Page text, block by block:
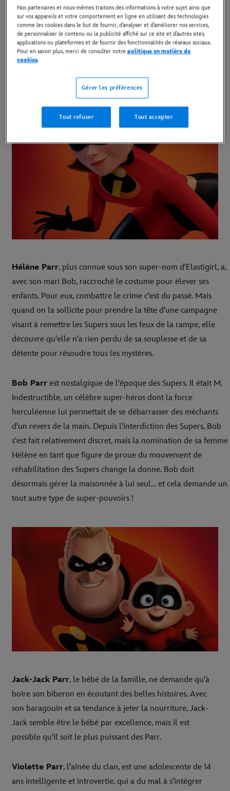
Afin de vous rappeler ce qu'on aime le plus chez la famille
Indestructibles et de vous préparer à la sortie du filmLes
Indestructibles 2
, nous avons dressé une liste qui
Hélène Parr, plus connue sous son super-nom d'Elastigirl, a,
avec son mari Bob, raccroché le costume pour élever ses
enfants. Pour eux, combattre le crime c'est du passé. Mais
quand on la sollicite pour prendre la tête d'une campagne
visant à remettre les Supers sous les feux de la rampe, elle
découvre qu'elle n'a rien perdu de sa souplesse et de sa
détente pour résoudre tous les mystères.
Bob Parr est nostalgique de l'époque des Supers. Il était M.
Indestructible, un célèbre super-héros dont la force
herculéenne lui permettait de se débarrasser des méchants
d'un revers de la main. Depuis l'interdiction des Supers, Bob
s'est fait relativement discret, mais la nomination de sa femme
Hélène en tant que figure de proue du mouvement de
réhabilitation des Supers change la donne. Bob doit
désormais gérer la maisonnée à lui seul… et cela demande un
tout autre type de super-pouvoirs !
Jack-Jack Parr, le bébé de la famille, ne demande qu'à
boire son biberon en écoutant des belles histoires. Avec
son baragouin et sa tendance à jeter la nourriture, Jack-
Jack semble être le bébé par excellence, mais il est
possible qu'il soit le plus puissant des Parr.
Violette Parr, l'aînée du clan, est une adolescente de 14
ans intelligente et introvertie, qui a du mal à s'intégrer
Nos partenaires et nous-mêmes traitons des informations à votre sujet ainsi que
sur vos appareils et votre comportement en ligne en utilisant des technologies
comme les cookies dans le but de fournir, d’analyser et d’améliorer nos services,
de personnaliser le contenu ou la publicité affiché sur ce site et d’autres sites,
applications ou plateformes et de fournir des fonctionnalités de réseaux sociaux.
Pour en savoir plus, merci de consulter notrepolitique en matière de
cookies.
Gérer les préférences
Tout refuser Tout accepter